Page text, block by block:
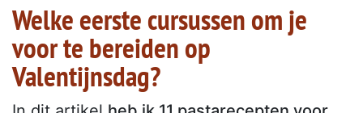
Welke eerste cursussen om je
voor te bereiden op
Valentijnsdag?